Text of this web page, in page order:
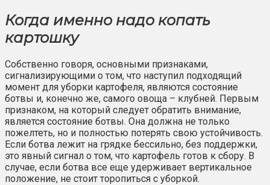
Когда именно надо копать
картошку
Собственно говоря, основными признаками,
сигнализирующими о том, что наступил подходящий
момент для уборки картофеля, являются состояние
ботвы и, конечно же, самого овоща – клубней. Первым
признаком, на который следует обратить внимание,
является состояние ботвы. Она должна не только
пожелтеть, но и полностью потерять свою устойчивость.
Если ботва лежит на грядке бессильно, без поддержки,
это явный сигнал о том, что картофель готов к сбору. В
случае, если ботва все еще удерживает вертикальное
положение, не стоит торопиться с уборкой.